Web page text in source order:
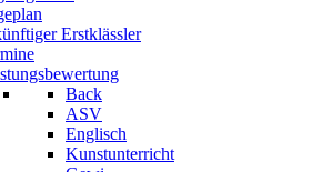
Erstklässler
Back
ASV
Englisch
Kunstunterricht